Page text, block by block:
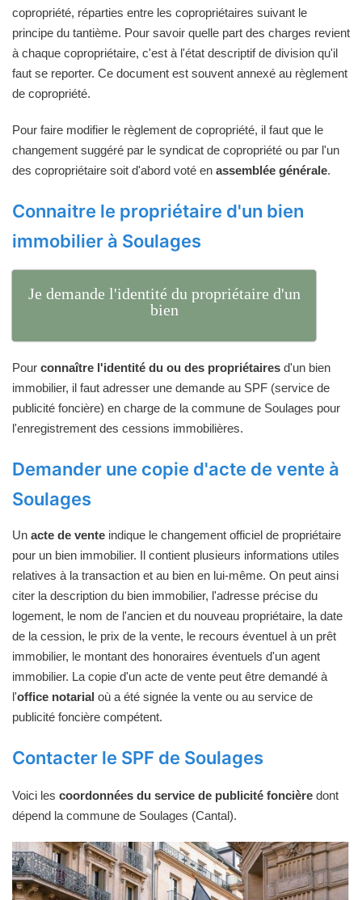
copropriété, réparties entre les copropriétaires suivant le
principe du tantième. Pour savoir quelle part des charges revient
à chaque copropriétaire, c'est à l'état descriptif de division qu'il
faut se reporter. Ce document est souvent annexé au règlement
de copropriété.
Pour faire modifier le règlement de copropriété, il faut que le
changement suggéré par le syndicat de copropriété ou par l'un
des copropriétaire soit d'abord voté en assemblée générale.
Connaitre le propriétaire d'un bien
immobilier à Soulages
Je demande l'identité du propriétaire d'un
bien
Pour connaître l'identité du ou des propriétaires d'un bien
immobilier, il faut adresser une demande au SPF (service de
publicité foncière) en charge de la commune de Soulages pour
l'enregistrement des cessions immobilières.
Demander une copie d'acte de vente à
Soulages
Un acte de vente indique le changement officiel de propriétaire
pour un bien immobilier. Il contient plusieurs informations utiles
relatives à la transaction et au bien en lui-même. On peut ainsi
citer la description du bien immobilier, l'adresse précise du
logement, le nom de l'ancien et du nouveau propriétaire, la date
de la cession, le prix de la vente, le recours éventuel à un prêt
immobilier, le montant des honoraires éventuels d'un agent
immobilier. La copie d'un acte de vente peut être demandé à
l'office notarial où a été signée la vente ou au service de
publicité foncière compétent.
Contacter le SPF de Soulages
Voici les coordonnées du service de publicité foncière dont
dépend la commune de Soulages (Cantal).